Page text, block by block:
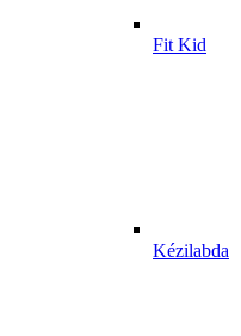
Fit Kid
Kézilabda